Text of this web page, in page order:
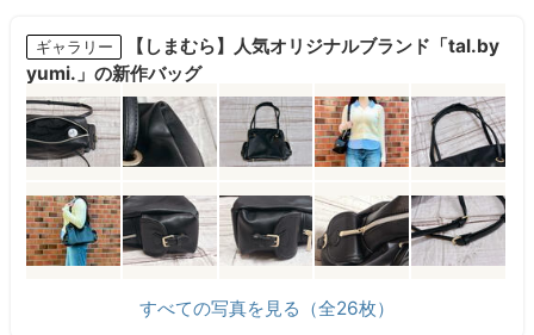
ギャラリー
【しまむら】人気オリジナルブランド「tal.by
yumi.」の新作バッグ
すべての写真を見る（全26枚）